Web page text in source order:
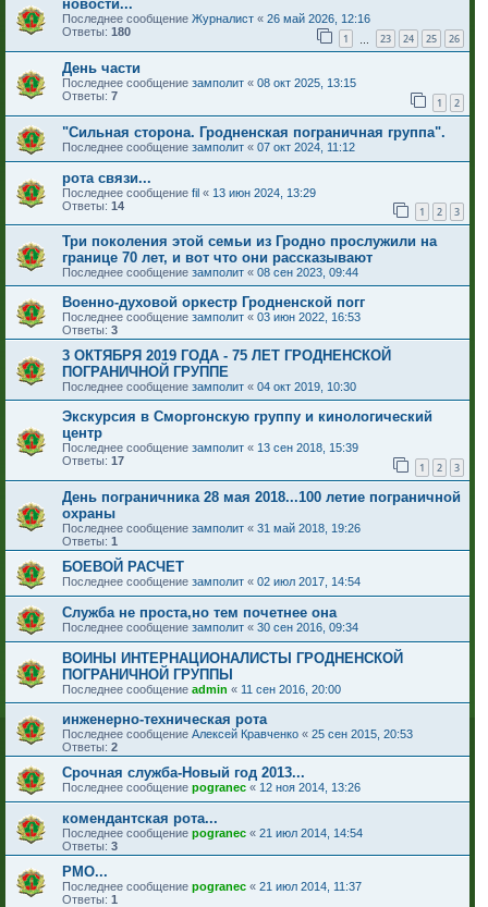
новости...
Последнее сообщение Журналист « 26 май 2026, 12:16
Ответы: 180 1 23 24 25 26
День части
Последнее сообщение замполит « 08 окт 2025, 13:15
Ответы: 7 1 2
"Сильная сторона. Гродненская пограничная группа".
Последнее сообщение замполит « 07 окт 2024, 11:12
рота связи...
Последнее сообщение fil « 13 июн 2024, 13:29
Ответы: 14 1 2 3
Три поколения этой семьи из Гродно прослужили на
границе 70 лет, и вот что они рассказывают
Последнее сообщение замполит « 08 сен 2023, 09:44
Военно-духовой оркестр Гродненской погг
Последнее сообщение замполит « 03 июн 2022, 16:53
Ответы: 3
3 ОКТЯБРЯ 2019 ГОДА - 75 ЛЕТ ГРОДНЕНСКОЙ
ПОГРАНИЧНОЙ ГРУППЕ
Последнее сообщение замполит « 04 окт 2019, 10:30
Экскурсия в Сморгонскую группу и кинологический
центр
Последнее сообщение замполит « 13 сен 2018, 15:39
Ответы: 17 1 2 3
День пограничника 28 мая 2018...100 летие пограничной
охраны
Последнее сообщение замполит « 31 май 2018, 19:26
Ответы: 1
БОЕВОЙ РАСЧЕТ
Последнее сообщение замполит « 02 июл 2017, 14:54
Служба не проста,но тем почетнее она
Последнее сообщение замполит « 30 сен 2016, 09:34
ВОИНЫ ИНТЕРНАЦИОНАЛИСТЫ ГРОДНЕНСКОЙ
ПОГРАНИЧНОЙ ГРУППЫ
Последнее сообщение admin « 11 сен 2016, 20:00
инженерно-техническая рота
Последнее сообщение Алексей Кравченко « 25 сен 2015, 20:53
Ответы: 2
Срочная служба-Новый год 2013...
Последнее сообщение pogranec « 12 ноя 2014, 13:26
комендантская рота...
Последнее сообщение pogranec « 21 июл 2014, 14:54
Ответы: 3
РМО...
Последнее сообщение pogranec « 21 июл 2014, 11:37
Ответы: 1